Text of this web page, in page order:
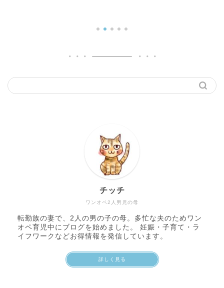
ワンオペ2人男児の母
チッチ
転勤族の妻で、2人の男の子の母。多忙な夫のためワン
オペ育児中にブログを始めました。 妊娠・子育て・ラ
イフワークなどお得情報を発信しています。
詳しく見る